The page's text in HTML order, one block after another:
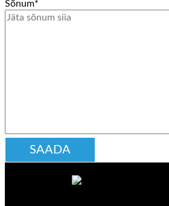
Sõnum*